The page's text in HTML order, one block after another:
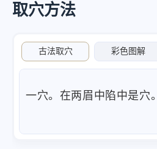
取穴方法
古法取穴 彩色图解
一穴。在两眉中陷中是穴。